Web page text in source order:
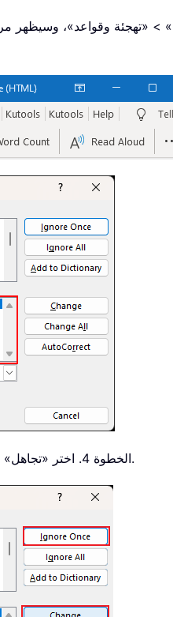
> «تهجئة وقواعد»،
الخطوة 4. اختر «تجاهل» أو «تصحيح» الخطأ قبل المتابعة إلى الخطأ التالي.